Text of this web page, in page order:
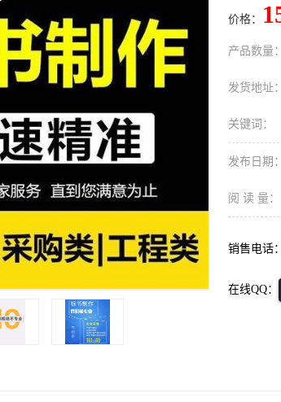
价格：
产品数量：
发货地址：
关键词：
发布日期：
阅 读 量：
销售电话：
在线QQ：